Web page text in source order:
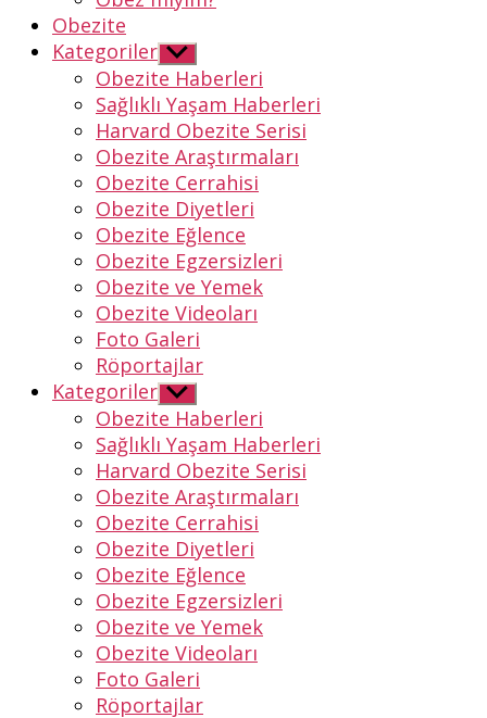
Obezite
Kategoriler Alt
menüyü
göster
Obezite Haberleri
Sağlıklı Yaşam Haberleri
Harvard Obezite Serisi
Obezite Araştırmaları
Obezite Cerrahisi
Obezite Diyetleri
Obezite Eğlence
Obezite Egzersizleri
Obezite ve Yemek
Obezite Videoları
Foto Galeri
Röportajlar
Kategoriler Alt
menüyü
göster
Obezite Haberleri
Sağlıklı Yaşam Haberleri
Harvard Obezite Serisi
Obezite Araştırmaları
Obezite Cerrahisi
Obezite Diyetleri
Obezite Eğlence
Obezite Egzersizleri
Obezite ve Yemek
Obezite Videoları
Foto Galeri
Röportajlar